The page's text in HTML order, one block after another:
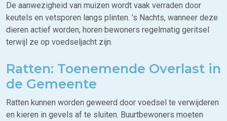
De aanwezigheid van muizen wordt vaak verraden door
keutels en vetsporen langs plinten. ’s Nachts, wanneer deze
dieren actief worden, horen bewoners regelmatig geritsel
terwijl ze op voedseljacht zijn.
Ratten: Toenemende Overlast in
de Gemeente
Ratten kunnen worden geweerd door voedsel te verwijderen
en kieren in gevels af te sluiten. Buurtbewoners moeten